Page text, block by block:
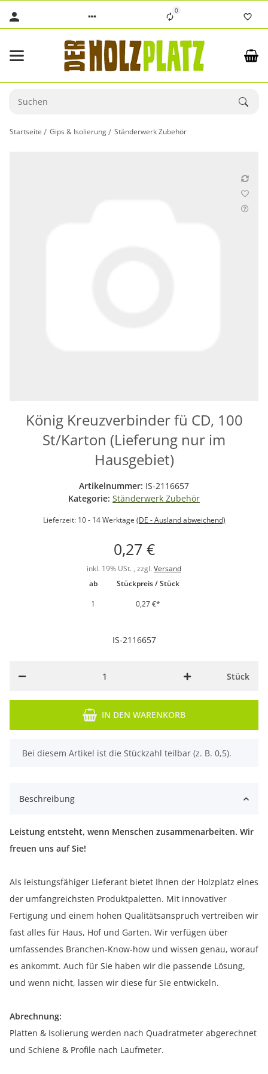
0
Startseite Gips & Isolierung Ständerwerk Zubehör
König Kreuzverbinder fü CD, 100
St/Karton (Lieferung nur im
Hausgebiet)
Artikelnummer: IS-2116657
Kategorie: Ständerwerk Zubehör
Lieferzeit: 10 - 14 Werktage (DE - Ausland abweichend)
0,27 €
inkl. 19% USt. , zzgl. Versand
ab
Stückpreis / Stück
1
0,27 €*
IS-2116657
Stück
IN DEN WARENKORB
x
Bei diesem Artikel ist die Stückzahl teilbar (z. B. 0,5).
Beschreibung
Leistung entsteht, wenn Menschen zusammenarbeiten. Wir
freuen uns auf Sie!
Als leistungsfähiger Lieferant bietet Ihnen der Holzplatz eines
der umfangreichsten Produktpaletten. Mit innovativer
Fertigung und einem hohen Qualitätsanspruch vertreiben wir
fast alles für Haus, Hof und Garten. Wir verfügen über
umfassendes Branchen-Know-how und wissen genau, worauf
es ankommt. Auch für Sie haben wir die passende Lösung,
und wenn nicht, lassen wir diese für Sie entwickeln.
Abrechnung:
Platten & Isolierung werden nach Quadratmeter abgerechnet
und Schiene & Profile nach Laufmeter.